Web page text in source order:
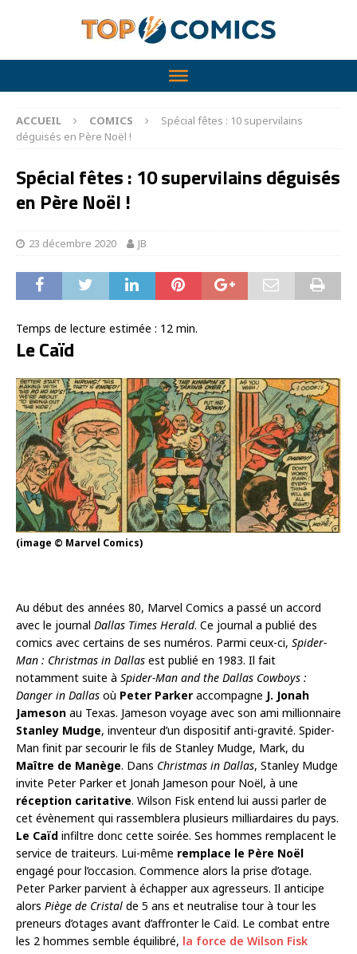
ACCUEIL COMICS
Spécial fêtes : 10 supervilains
déguisés en Père Noël !
Spécial fêtes : 10 supervilains déguisés
en Père Noël !
23 décembre 2020 JB
Temps de lecture estimée : 12 min.
Le Caïd
(image © Marvel Comics)
Au début des années 80, Marvel Comics a passé un accord
avec le journal Dallas Times Herald. Ce journal a publié des
comics avec certains de ses numéros. Parmi ceux-ci, Spider-
Man : Christmas in Dallas est publié en 1983. Il fait
notamment suite à Spider-Man and the Dallas Cowboys :
Danger in Dallas où Peter Parker accompagne J. Jonah
Jameson au Texas. Jameson voyage avec son ami millionnaire
Stanley Mudge, inventeur d’un dispositif anti-gravité. Spider-
Man finit par secourir le fils de Stanley Mudge, Mark, du
Maître de Manège. Dans Christmas in Dallas, Stanley Mudge
invite Peter Parker et Jonah Jameson pour Noël, à une
réception caritative. Wilson Fisk entend lui aussi parler de
cet évènement qui rassemblera plusieurs milliardaires du pays.
Le Caïd infiltre donc cette soirée. Ses hommes remplacent le
service de traiteurs. Lui-même remplace le Père Noël
engagé pour l’occasion. Commence alors la prise d’otage.
Peter Parker parvient à échapper aux agresseurs. Il anticipe
alors Piège de Cristal de 5 ans et neutralise tour à tour les
preneurs d’otages avant d’affronter le Caïd. Le combat entre
les 2 hommes semble équilibré, la force de Wilson Fisk